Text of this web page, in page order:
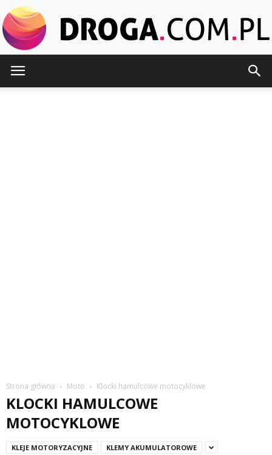
Strona główna Moto Klocki hamulcowe motocyklowe
KLOCKI HAMULCOWE
MOTOCYKLOWE
KLEJE MOTORYZACYJNE KLEMY AKUMULATOROWE